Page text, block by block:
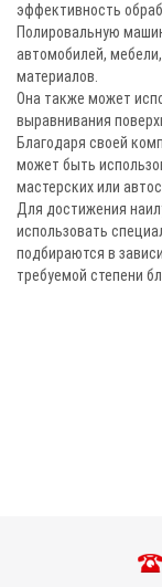
эффективность
Полировальную
автомобилей,
материалов.
Она также может
выравнивания
Благодаря своей
может быть
мастерских или
Для достижения
использовать
подбираются в
требуемой степени